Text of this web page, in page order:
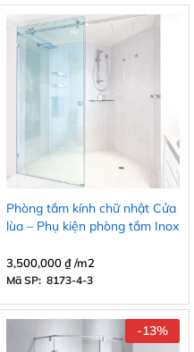
Phòng tắm kính chữ nhật Cửa
lùa – Phụ kiện phòng tắm Inox
3,500,000₫/m2
Mã SP: 8173-4-3
-13%